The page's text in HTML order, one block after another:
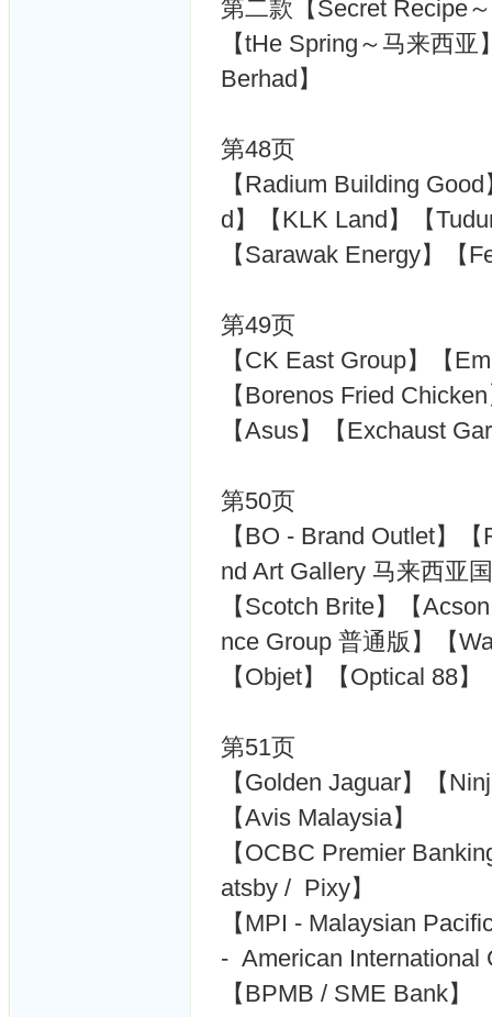
第二款【Secret Recipe
【tHe Spring～马来西
Berhad】
第48页
【Radium Building
d】【KLK Land】【
【Sarawak Energy】【
第49页
【CK East Group】【
【Borenos Fried
【Asus】【Exchaust
第50页
【BO - Brand Outlet】
nd Art Gallery 马来西亚
【Scotch Brite】【
nce Group 普通版】【
【Objet】【Optical 88】
第51页
【Golden Jaguar】【
【Avis Malaysia】
【OCBC Premier
atsby / Pixy】
【MPI - Malaysian
- American International
【BPMB / SME Bank】